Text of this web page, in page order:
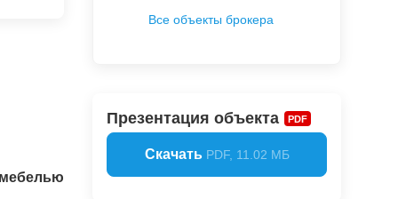
Все объекты брокера
Презентация объекта PDF
Скачать PDF, 11.02 МБ